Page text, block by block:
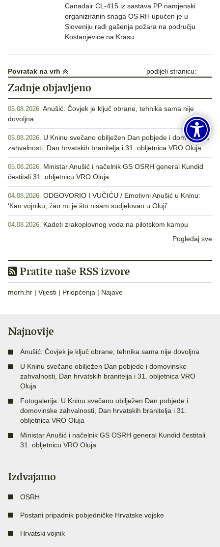
Canadair CL-415 iz sastava PP namjenski
organiziranih snaga OS RH upućen je u
Sloveniju radi gašenja požara na području
Kostanjevice na Krasu
Povratak na vrh podijeli stranicu:
Zadnje objavljeno
05.08.2026. Anušić: Čovjek je ključ obrane, tehnika sama nije
dovoljna
05.08.2026. U Kninu svečano obilježen Dan pobjede i domovinske
zahvalnosti, Dan hrvatskih branitelja i 31. obljetnica VRO Oluja
05.08.2026. Ministar Anušić i načelnik GS OSRH general Kundid
čestitali 31. obljetnicu VRO Oluja
04.08.2026. ODGOVORIO I VUČIĆU / Emotivni Anušić u Kninu:
‘Kao vojniku, žao mi je što nisam sudjelovao u Oluji’
04.08.2026. Kadeti zrakoplovnog voda na pilotskom kampu
Pogledaj sve
Pratite naše RSS izvore
morh.hr | Vijesti | Priopćenja | Najave
Najnovije
Anušić: Čovjek je ključ obrane, tehnika sama nije dovoljna
U Kninu svečano obilježen Dan pobjede i domovinske
zahvalnosti, Dan hrvatskih branitelja i 31. obljetnica VRO
Oluja
Fotogalerija: U Kninu svečano obilježen Dan pobjede i
domovinske zahvalnosti, Dan hrvatskih branitelja i 31.
obljetnica VRO Oluja
Ministar Anušić i načelnik GS OSRH general Kundid čestitali
31. obljetnicu VRO Oluja
Izdvajamo
OSRH
Postani pripadnik pobjedničke Hrvatske vojske
Hrvatski vojnik